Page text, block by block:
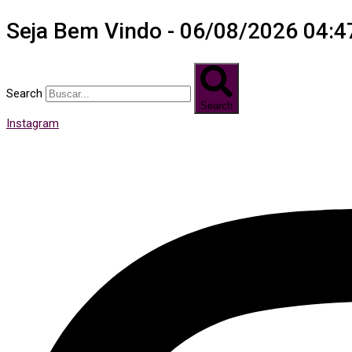
Seja Bem Vindo - 06/08/2026
Search
Search
Instagram